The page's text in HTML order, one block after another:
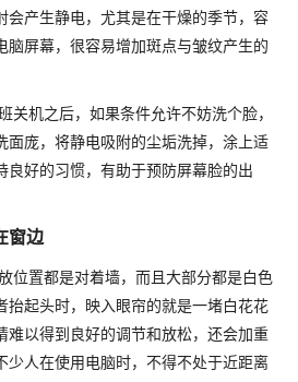
会产生静电，尤其是在干燥的季节，容
脑屏幕，很容易增加斑点与皱纹产生的
关机之后，如果条件允许不妨洗个脸，
面庞，将静电吸附的尘垢洗掉，涂上适
良好的习惯，有助于预防屏幕脸的出
窗边
位置都是对着墙，而且大部分都是白色
抬起头时，映入眼帘的就是一堵白花花
难以得到良好的调节和放松，还会加重
少人在使用电脑时，不得不处于近距离